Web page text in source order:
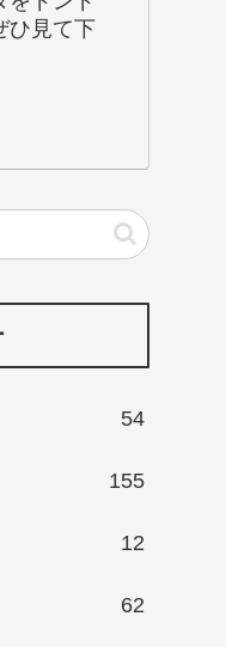
ひ見て下
54
155
12
62